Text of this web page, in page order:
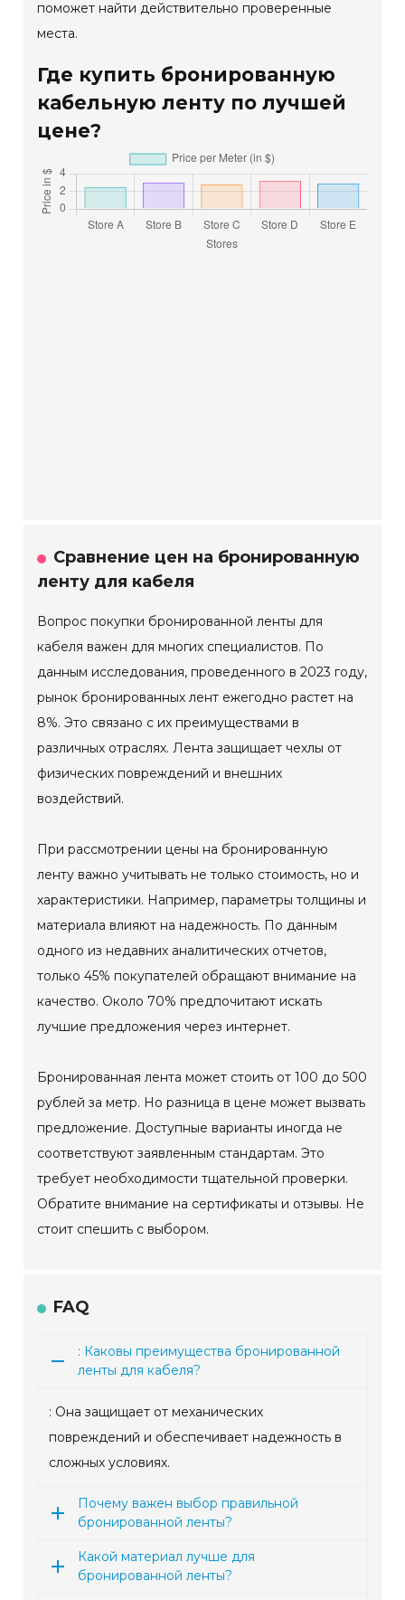
поможет найти действительно проверенные
места.
Где купить бронированную
кабельную ленту по лучшей
цене?
Сравнение цен на бронированную
ленту для кабеля
Вопрос покупки бронированной ленты для
кабеля важен для многих специалистов. По
данным исследования, проведенного в 2023 году,
рынок бронированных лент ежегодно растет на
8%. Это связано с их преимуществами в
различных отраслях. Лента защищает чехлы от
физических повреждений и внешних
воздействий.
При рассмотрении цены на бронированную
ленту важно учитывать не только стоимость, но и
характеристики. Например, параметры толщины и
материала влияют на надежность. По данным
одного из недавних аналитических отчетов,
только 45% покупателей обращают внимание на
качество. Около 70% предпочитают искать
лучшие предложения через интернет.
Бронированная лента может стоить от 100 до 500
рублей за метр. Но разница в цене может вызвать
предложение. Доступные варианты иногда не
соответствуют заявленным стандартам. Это
требует необходимости тщательной проверки.
Обратите внимание на сертификаты и отзывы. Не
стоит спешить с выбором.
FAQ
: Каковы преимущества бронированной
ленты для кабеля?
: Она защищает от механических
повреждений и обеспечивает надежность в
сложных условиях.
Почему важен выбор правильной
бронированной ленты?
Какой материал лучше для
бронированной ленты?